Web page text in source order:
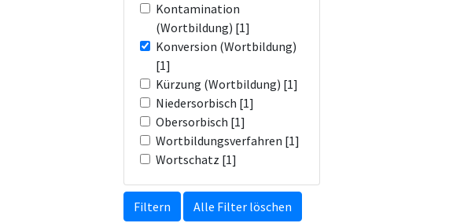
Kontamination
(Wortbildung) [1]
Konversion (Wortbildung)
[1]
Kürzung (Wortbildung) [1]
Niedersorbisch [1]
Obersorbisch [1]
Wortbildungsverfahren [1]
Wortschatz [1]
Filtern Alle Filter löschen